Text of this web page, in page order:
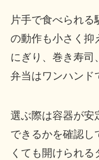
片手で食べられる
の動作も小さく抑
にぎり、巻き寿司
弁当はワンハンド
選ぶ際は容器が安
できるかを確認し
くても開けられ